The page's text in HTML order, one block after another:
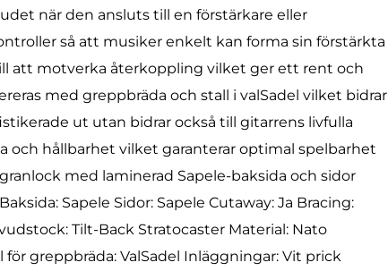
när den ansluts till en förstärkare eller
så att musiker enkelt kan forma sin förstärkta
att motverka återkoppling vilket ger ett rent och
med greppbräda och stall i valSadel vilket bidrar
ut utan bidrar också till gitarrens livfulla
och hållbarhet vilket garanterar optimal spelbarhet
med laminerad Sapele-baksida och sidor
Sapele Sidor: Sapele Cutaway: Ja Bracing:
Tilt-Back Stratocaster Material: Nato
greppbräda: ValSadel Inläggningar: Vit prick